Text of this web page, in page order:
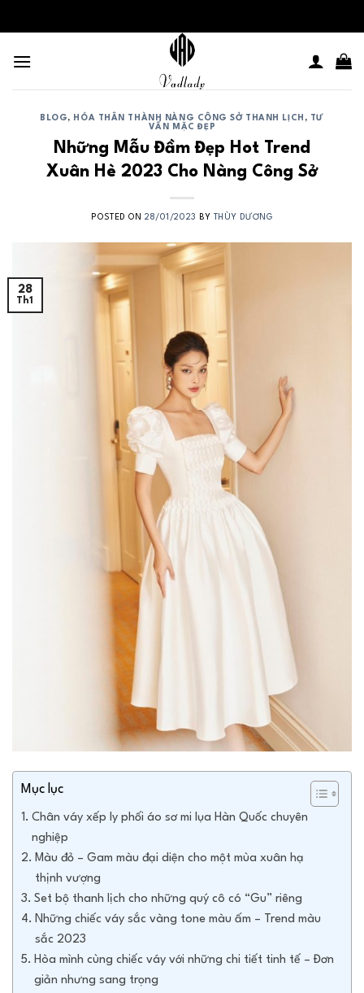
to
BLOG , HÓA THÂN THÀNH NÀNG CÔNG SỞ THANH LỊCH , TƯ
VẤN MẶC ĐẸP
Những Mẫu Đầm Đẹp Hot Trend
Xuân Hè 2023 Cho Nàng Công Sở
POSTED ON28/01/2023 BY THÙY DƯƠNG
28
Th1
Mục lục
Chân váy xếp ly phối áo sơ mi lụa Hàn Quốc chuyên
nghiệp
Màu đỏ – Gam màu đại diện cho một mùa xuân hạ
thịnh vượng
Set bộ thanh lịch cho những quý cô có “Gu” riêng
Những chiếc váy sắc vàng tone màu ấm – Trend màu
sắc 2023
Hòa mình cùng chiếc váy với những chi tiết tinh tế – Đơn
giản nhưng sang trọng